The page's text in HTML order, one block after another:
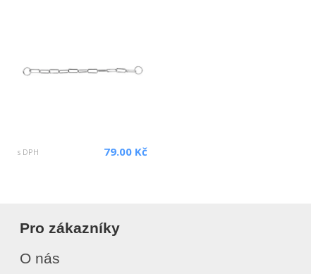
s DPH 79.00 Kč
Pro zákazníky
O nás